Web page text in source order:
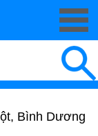
Bình Dương